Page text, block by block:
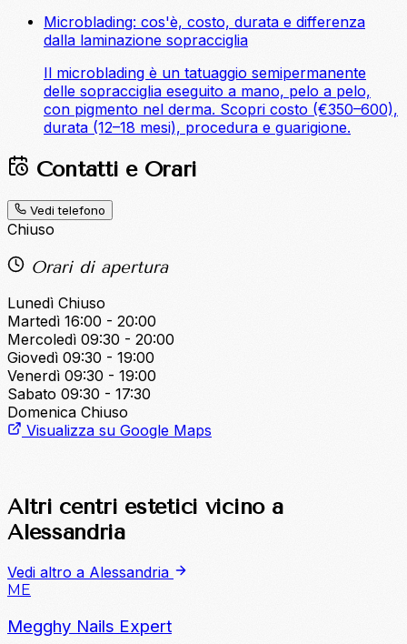
Microblading: cos'è, costo, durata e differenza
dalla laminazione sopracciglia
Il microblading è un tatuaggio semipermanente
delle sopracciglia eseguito a mano, pelo a pelo,
con pigmento nel derma. Scopri costo (€350–600),
durata (12–18 mesi), procedura e guarigione.
Contatti e Orari
Vedi telefono
Chiuso
Orari di apertura
Lunedì Chiuso
Martedì 16:00 - 20:00
Mercoledì 09:30 - 20:00
Giovedì 09:30 - 19:00
Venerdì 09:30 - 19:00
Sabato 09:30 - 17:30
Domenica Chiuso
Visualizza su Google Maps
Altri centri estetici vicino a
Alessandria
Vedi altro a Alessandria
ME
Megghy Nails Expert